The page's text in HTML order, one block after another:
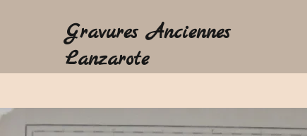
Gravures Anciennes
Lanzarote